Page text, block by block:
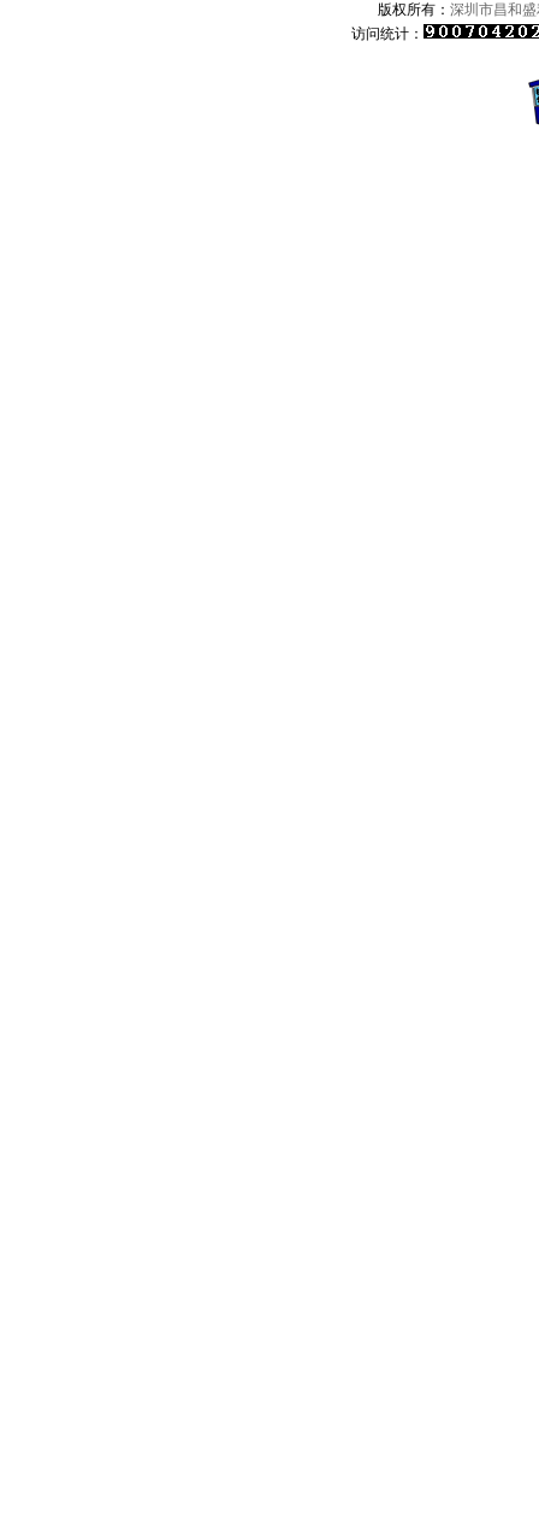
版权所有： 深圳市昌和
访问统计：